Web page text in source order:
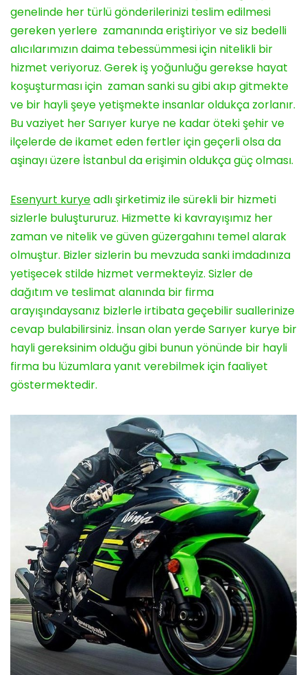
genelinde her türlü gönderilerinizi teslim edilmesi
gereken yerlere zamanında eriştiriyor ve siz bedelli
alıcılarımızın daima tebessümmesi için nitelikli bir
hizmet veriyoruz. Gerek iş yoğunluğu gerekse hayat
koşuşturması için zaman sanki su gibi akıp gitmekte
ve bir hayli şeye yetişmekte insanlar oldukça zorlanır.
Bu vaziyet her Sarıyer kurye ne kadar öteki şehir ve
ilçelerde de ikamet eden fertler için geçerli olsa da
aşinayı üzere İstanbul da erişimin oldukça güç olması.
Esenyurt kuryeadlı şirketimiz ile sürekli bir hizmeti
sizlerle buluştururuz. Hizmette ki kavrayışımız her
zaman ve nitelik ve güven güzergahını temel alarak
olmuştur. Bizler sizlerin bu mevzuda sanki imdadınıza
yetişecek stilde hizmet vermekteyiz. Sizler de
dağıtım ve teslimat alanında bir firma
arayışındaysanız bizlerle irtibata geçebilir suallerinize
cevap bulabilirsiniz. İnsan olan yerde Sarıyer kurye bir
hayli gereksinim olduğu gibi bunun yönünde bir hayli
firma bu lüzumlara yanıt verebilmek için faaliyet
göstermektedir.